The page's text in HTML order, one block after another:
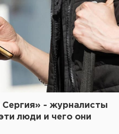
Сергия» - журналисты
люди и чего они